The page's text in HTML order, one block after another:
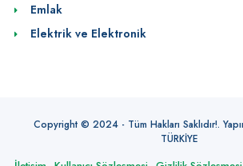
Emlak
Elektrik ve Elektronik
Copyright © 2024 - Tüm Hakları Saklıdır!.
TÜRKİYE